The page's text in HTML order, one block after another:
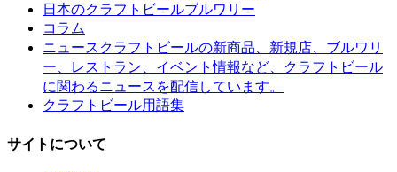
日本のクラフトビールブルワリー
コラム
ニュース クラフトビールの新商品、新規店、ブルワリ
ー、レストラン、イベント情報など、クラフトビール
に関わるニュースを配信しています。
クラフトビール用語集
サイトについて